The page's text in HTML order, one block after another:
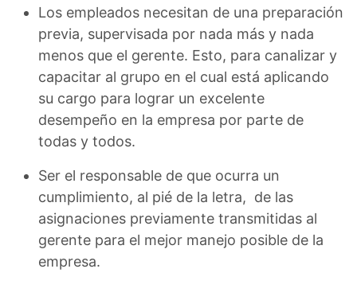
Los empleados necesitan de una preparación
previa, supervisada por nada más y nada
menos que el gerente. Esto, para canalizar y
capacitar al grupo en el cual está aplicando
su cargo para lograr un excelente
desempeño en la empresa por parte de
todas y todos.
Ser el responsable de que ocurra un
cumplimiento, al pié de la letra, de las
asignaciones previamente transmitidas al
gerente para el mejor manejo posible de la
empresa.